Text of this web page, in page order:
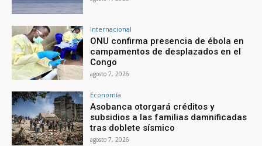
Internacional
ONU confirma presencia de ébola en
campamentos de desplazados en el
Congo
agosto 7, 2026
Economía
Asobanca otorgará créditos y
subsidios a las familias damnificadas
tras doblete sísmico
agosto 7, 2026